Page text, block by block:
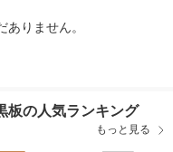
りません。
板の人気ランキング
もっと見る